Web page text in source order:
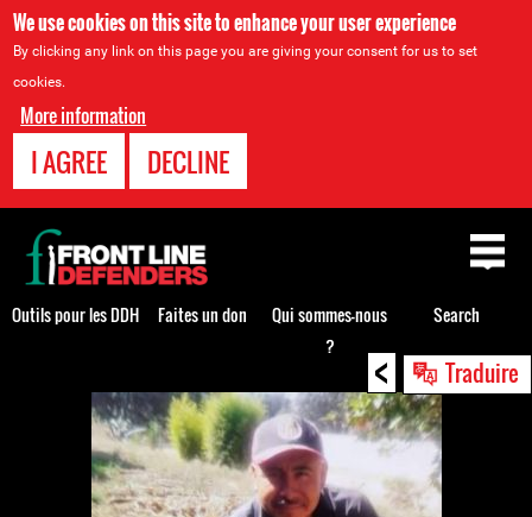
We use cookies on this site to enhance your user experience
By clicking any link on this page you are giving your consent for us to set
cookies.
More information
I AGREE DECLINE
< Traduire
Back
to
top
Outils pour les DDH Faites un don
Qui sommes-nous
?
Search